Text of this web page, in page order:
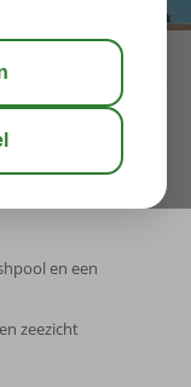
en een
zeezicht